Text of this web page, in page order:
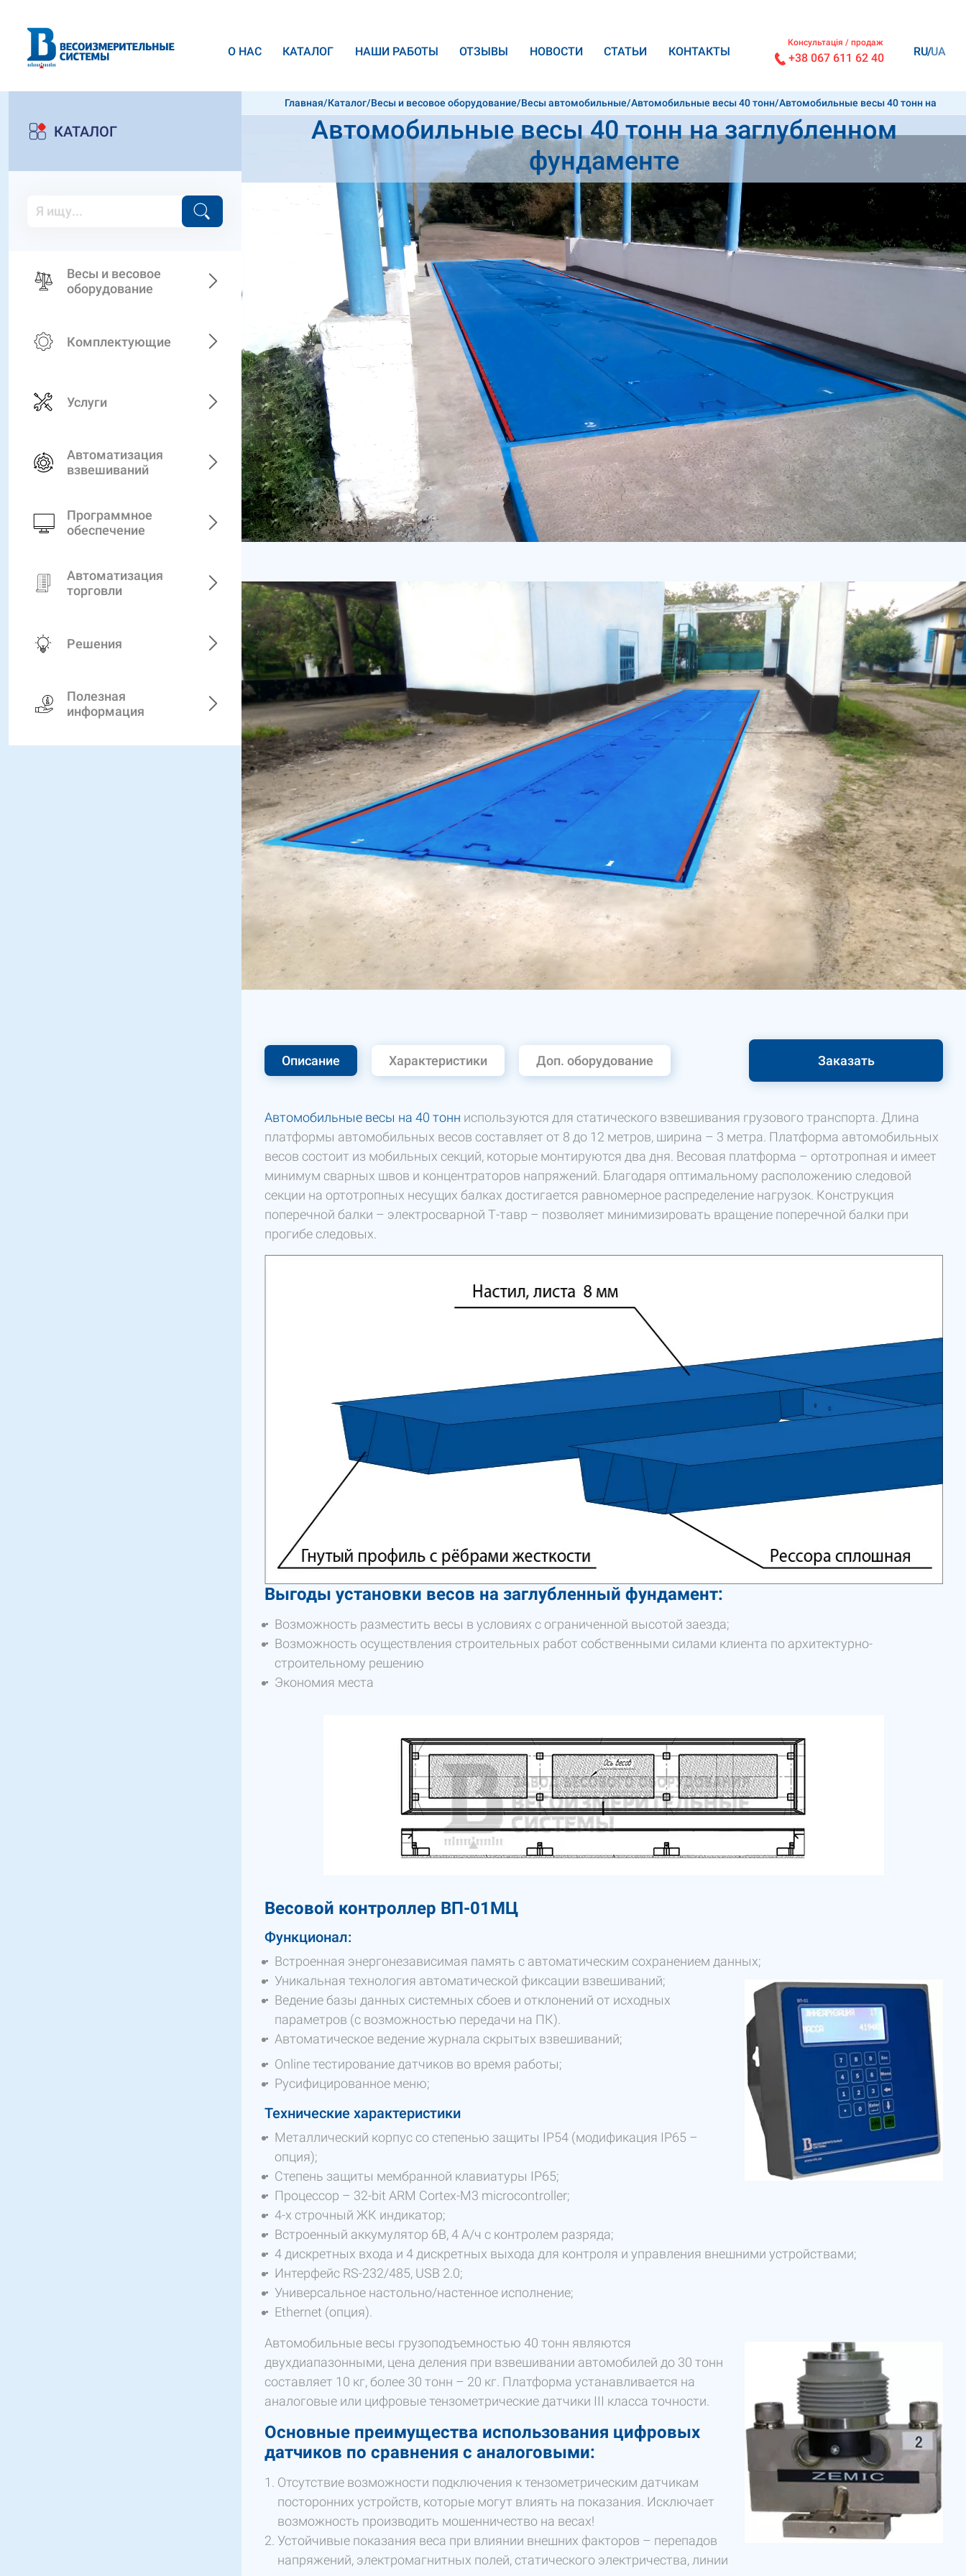
О НАС КАТАЛОГ НАШИ РАБОТЫ ОТЗЫВЫ НОВОСТИ CТАТЬИ КОНТАКТЫ
Консультація / продаж
+38 067 611 62 40 RU UA
КАТАЛОГ
Весы и весовое
оборудование
Комплектующие
Услуги
Автоматизация
взвешиваний
Программное
обеспечение
Автоматизация
торговли
Решения
Полезная
информация
Главная/Каталог/Весы и весовое оборудование/Весы автомобильные/Автомобильные весы 40 тонн/Автомобильные весы 40 тонн на
заглубленном фундаменте
Автомобильные весы 40 тонн на заглубленном
фундаменте
Описание Характеристики Доп. оборудование Заказать
Автомобильные весы на 40 тонн используются для статического взвешивания грузового транспорта. Длина
платформы автомобильных весов составляет от 8 до 12 метров, ширина – 3 метра. Платформа автомобильных
весов состоит из мобильных секций, которые монтируются два дня. Весовая платформа – ортотропная и имеет
минимум сварных швов и концентраторов напряжений. Благодаря оптимальному расположению следовой
секции на ортотропных несущих балках достигается равномерное распределение нагрузок. Конструкция
поперечной балки – электросварной Т-тавр – позволяет минимизировать вращение поперечной балки при
прогибе следовых.
Выгоды установки весов на заглубленный фундамент:
Возможность разместить весы в условиях с ограниченной высотой заезда;
Возможность осуществления строительных работ собственными силами клиента по архитектурно-
строительному решению
Экономия места
Весовой контроллер ВП-01МЦ
Функционал:
Встроенная энергонезависимая память с автоматическим сохранением данных;
Уникальная технология автоматической фиксации взвешиваний;
Ведение базы данных системных сбоев и отклонений от исходных
параметров (с возможностью передачи на ПК).
Автоматическое ведение журнала скрытых взвешиваний;
Online тестирование датчиков во время работы;
Русифицированное меню;
Технические характеристики
Металлический корпус со степенью защиты IP54 (модификация IP65 –
опция);
Степень защиты мембранной клавиатуры IP65;
Процессор – 32-bit ARM Cortex-M3 microcontroller;
4-х строчный ЖК индикатор;
Встроенный аккумулятор 6В, 4 А/ч с контролем разряда;
4 дискретных входа и 4 дискретных выхода для контроля и управления внешними устройствами;
Интерфейс RS-232/485, USB 2.0;
Универсальное настольно/настенное исполнение;
Ethernet (опция).
Автомобильные весы грузоподъемностью 40 тонн являются
двухдиапазонными, цена деления при взвешивании автомобилей до 30 тонн
составляет 10 кг, более 30 тонн – 20 кг. Платформа устанавливается на
аналоговые или цифровые тензометрические датчики III класса точности.
Основные преимущества использования цифровых
датчиков по сравнения с аналоговыми:
Отсутствие возможности подключения к тензометрическим датчикам
посторонних устройств, которые могут влиять на показания. Исключает
возможность производить мошенничество на весах!
Устойчивые показания веса при влиянии внешних факторов – перепадов
напряжений, электромагнитных полей, статического электричества, линии